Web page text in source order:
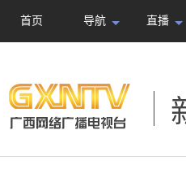
首页 导航 直播